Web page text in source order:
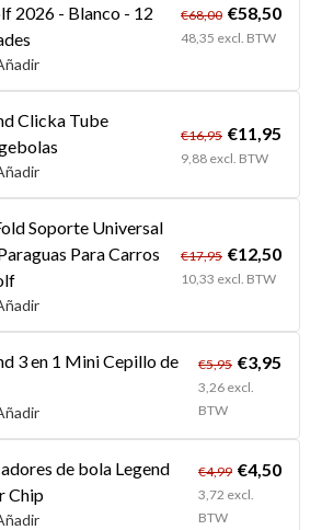
2026 - Blanco - 12
€68,00 €58,50
48,35 excl. BTW
Clicka Tube
€16,95 €11,95
9,88 excl. BTW
Soporte Universal
Para Carros
€17,95 €12,50
10,33 excl. BTW
3 en 1 Mini Cepillo de
€5,95 €3,95
3,26 excl.
BTW
de bola Legend
Chip
€4,99 €4,50
3,72 excl.
BTW